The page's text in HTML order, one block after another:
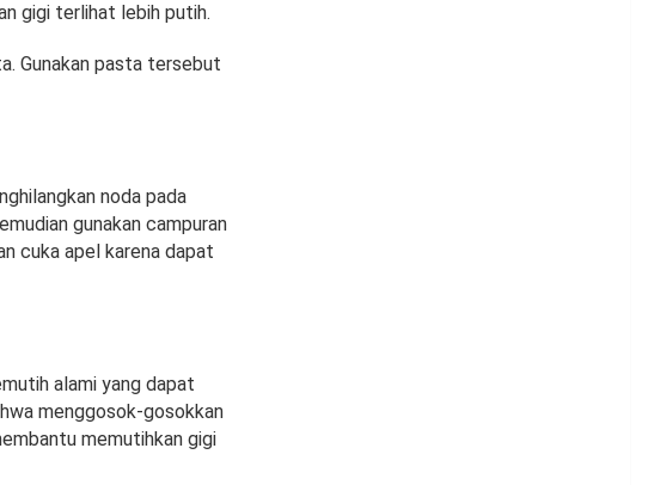
gigi terlihat lebih putih.
Gunakan pasta tersebut
noda pada
gunakan campuran
cuka apel karena dapat
alami yang dapat
menggosok-gosokkan
memutihkan gigi